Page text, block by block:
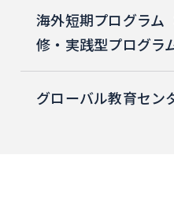
海外短期プログラム
修・実践型プログラ
グローバル教育セン